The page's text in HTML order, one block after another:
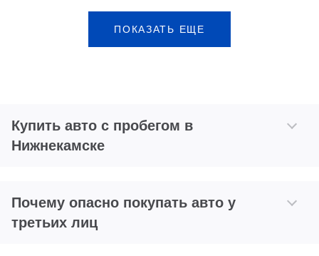
ПОКАЗАТЬ ЕЩЕ
Купить авто с пробегом в
Нижнекамске
Почему опасно покупать авто у
третьих лиц